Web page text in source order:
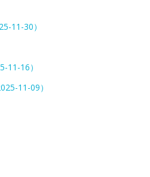
11-30）
11-16）
11-09）